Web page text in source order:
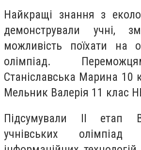
Найкращі знання з
демонстрували учні,
можливість поїхати на
олімпіад.
Станіславська Марина
Мельник Валерія 11 клас
Підсумували II етап
учнівських олімпіад